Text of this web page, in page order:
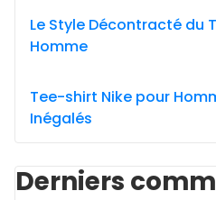
Le Style Décontracté du
Homme
Tee-shirt Nike pour
Inégalés
Derniers